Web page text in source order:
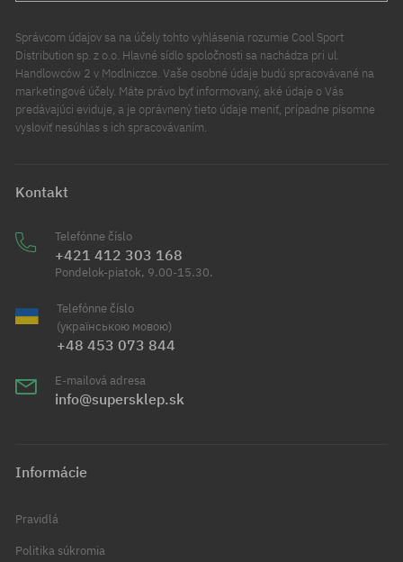
Správcom údajov sa na účely tohto vyhlásenia rozumie Cool Sport
Distribution sp. z o.o. Hlavné sídlo spoločnosti sa nachádza pri ul.
Handlowców 2 v Modlniczce. Vaše osobné údaje budú spracovávané na
marketingové účely. Máte právo byť informovaný, aké údaje o Vás
predávajúci eviduje, a je oprávnený tieto údaje meniť, prípadne písomne
vysloviť nesúhlas s ich spracovávaním.
Kontakt
Telefónne číslo
+421 412 303 168
Pondelok-piatok, 9.00-15.30.
Telefónne číslo
(українською мовою)
+48 453 073 844
E-mailová adresa
info@supersklep.sk
Informácie
Pravidlá
Politika súkromia